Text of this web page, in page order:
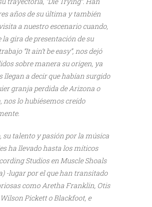
años de su última y también
a nuestro escenario cuando,
la gira de presentación de su
“It ain’t be easy”, nos dejó
sobre manera su origen, ya
llegan a decir que habían surgido
granja perdida de Arizona o
nos lo hubiésemos creído
su talento y pasión por la música
ha llevado hasta los míticos
Studios en Muscle Shoals
-lugar por el que han transitado
como Aretha Franklin, Otis
Pickett o Blackfoot, e